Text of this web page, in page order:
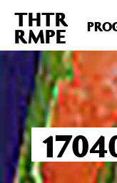
Deprecated : Die
includes/
THTR
RMPE